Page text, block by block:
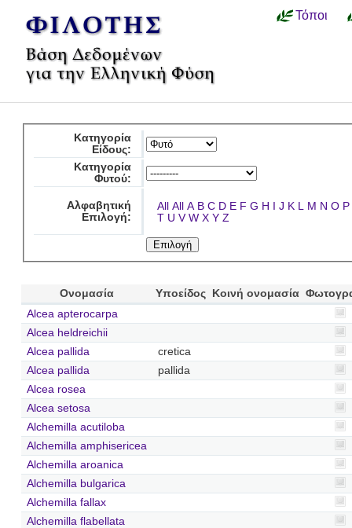
Τόποι
Κατηγορία
Είδους:
Κατηγορία
Φυτού:
Αλφαβητική
Επιλογή:
All All A B C D E F G H I J K L M N O P
T U V W X Y Z
Ονομασία Υποείδος Κοινή ονομασία
Alcea apterocarpa
Alcea heldreichii
Alcea pallida
cretica
Alcea pallida
pallida
Alcea rosea
Alcea setosa
Alchemilla acutiloba
Alchemilla amphisericea
Alchemilla aroanica
Alchemilla bulgarica
Alchemilla fallax
Alchemilla flabellata